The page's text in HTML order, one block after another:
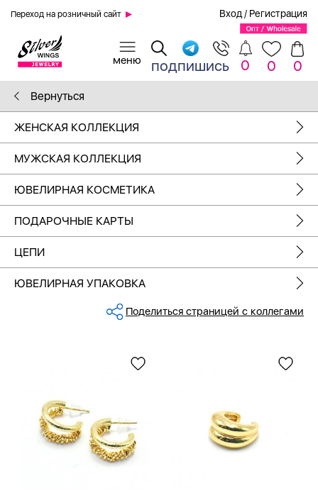
Переход на розничный сайт Вход / Регистрация
подпишись 0 0 0
Вернуться
ЖЕНСКАЯ КОЛЛЕКЦИЯ
МУЖСКАЯ КОЛЛЕКЦИЯ
ЮВЕЛИРНАЯ КОСМЕТИКА
ПОДАРОЧНЫЕ КАРТЫ
ЦЕПИ
ЮВЕЛИРНАЯ УПАКОВКА
Поделиться страницей с коллегами